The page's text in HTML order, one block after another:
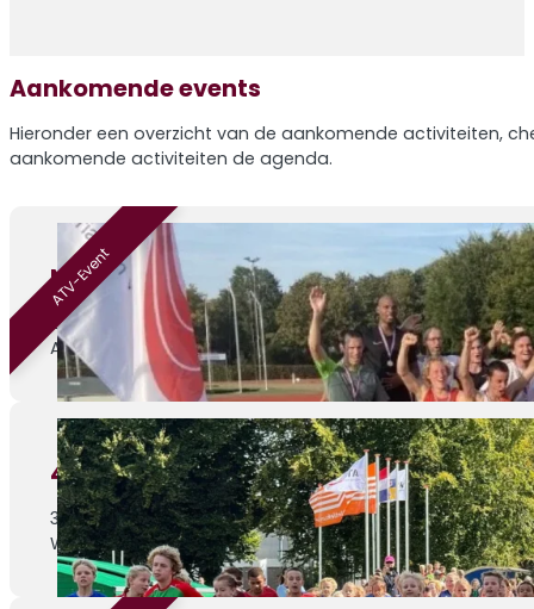
Aankomende events
Hieronder een overzicht van de aankomende activiteiten,
aankomende activiteiten de agenda.
Nazomermeerkamp – editie 4
29-08-2026
ATV Venray, Sportlaan 1
ATV-Event
4de Athletic Champs wedstrijd
30-08-2026
Weert, Parklaan 1c